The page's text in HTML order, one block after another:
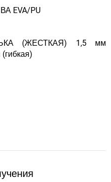
EVA/PU
(ЖЕСТКАЯ) 1,5 мм